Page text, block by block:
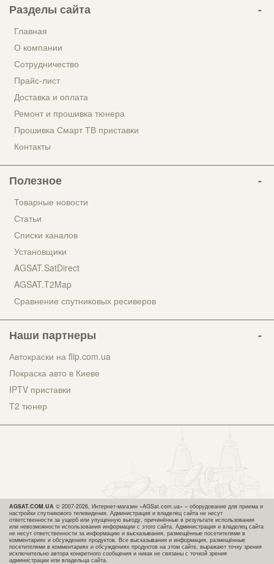
Разделы сайта
Главная
О компании
Сотрудничество
Прайс-лист
Доставка и оплата
Ремонт и прошивка тюнера
Прошивка Смарт ТВ приставки
Контакты
Полезное
Товарные новости
Статьи
Списки каналов
Установщики
AGSAT.SatDirect
AGSAT.T2Map
Сравнение спутниковых ресиверов
Наши партнеры
Автокраски на flip.com.ua
Покраска авто в Киеве
IPTV приставки
Т2 тюнер
AGSAT.COM.UA © 2007-2026, Интернет-магазин «AGSat.com.ua» – оборудование для приема и
настройки спутникового телевидения. Администрация и владелец сайта не несут
ответственности за ущерб или упущенную выгоду, причинённые в результате использования
или невозможности использования информации с этого сайта. Администрация и владелец сайта
не несут ответственности за информацию и высказывания, размещённые посетителями в
комментариях и обсуждениях продуктов. Все высказывания и информация, размещённые
посетителями в комментариях и обсуждениях продуктов на этом сайте, выражают точку зрения
исключительно автора конкретного сообщения и никак не связаны с точкой зрения
администрации или владельца сайта.